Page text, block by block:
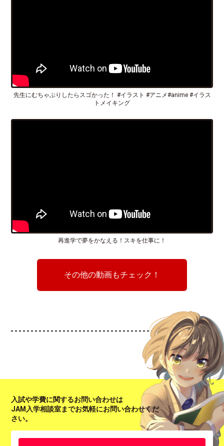
先生にむちゃぶりしたらスゴかった！ #イラスト #アニメ#anime #イラス
トメイキング
再進学で夢をかなえる！スキを仕事に！
その他の動画もチェック！
入試や学費に関するお問い合わせは
JAM入学相談室までお気軽にお問い合わせくだ
さい。